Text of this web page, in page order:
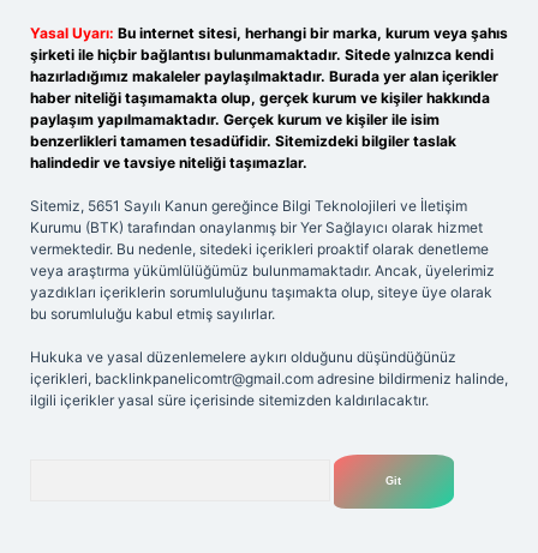
Yasal Uyarı: Bu internet sitesi, herhangi bir marka, kurum veya şahıs
şirketi ile hiçbir bağlantısı bulunmamaktadır. Sitede yalnızca kendi
hazırladığımız makaleler paylaşılmaktadır. Burada yer alan içerikler
haber niteliği taşımamakta olup, gerçek kurum ve kişiler hakkında
paylaşım yapılmamaktadır. Gerçek kurum ve kişiler ile isim
benzerlikleri tamamen tesadüfidir. Sitemizdeki bilgiler taslak
halindedir ve tavsiye niteliği taşımazlar.
Sitemiz, 5651 Sayılı Kanun gereğince Bilgi Teknolojileri ve İletişim
Kurumu (BTK) tarafından onaylanmış bir Yer Sağlayıcı olarak hizmet
vermektedir. Bu nedenle, sitedeki içerikleri proaktif olarak denetleme
veya araştırma yükümlülüğümüz bulunmamaktadır. Ancak, üyelerimiz
yazdıkları içeriklerin sorumluluğunu taşımakta olup, siteye üye olarak
bu sorumluluğu kabul etmiş sayılırlar.
Hukuka ve yasal düzenlemelere aykırı olduğunu düşündüğünüz
içerikleri, backlinkpanelicomtr@gmail.com adresine bildirmeniz halinde,
ilgili içerikler yasal süre içerisinde sitemizden kaldırılacaktır.